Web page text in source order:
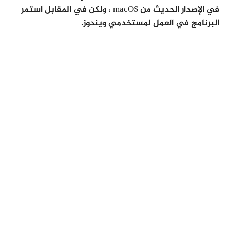
في الإصدار الحديث من macOS ، ولكن في المقابل استمر
البرنامج في العمل لمستخدمي ويندوز.